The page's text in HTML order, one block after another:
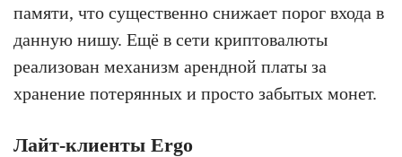
памяти, что существенно снижает порог входа в
данную нишу. Ещё в сети криптовалюты
реализован механизм арендной платы за
хранение потерянных и просто забытых монет.
Лайт-клиенты Ergo